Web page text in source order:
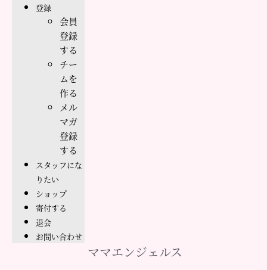
登録
会員
登録
する
チー
ムを
作る
メル
マガ
登録
する
スタッフにな
りたい
ショップ
寄付する
退会
お問い合わせ
ママエンジェルス